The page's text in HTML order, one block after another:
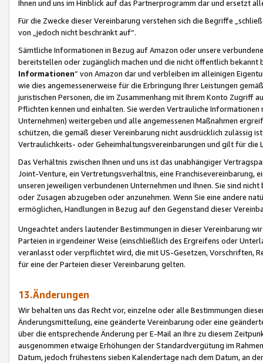
Ihnen und uns im Hinblick auf das Partnerprogramm dar und ersetzt
Für die Zwecke dieser Vereinbarung verstehen sich die Begriffe
von „jedoch nicht beschränkt auf“.
Sämtliche Informationen in Bezug auf Amazon oder unsere
bereitstellen oder zugänglich machen und die nicht öffentlich
Informationen“ von Amazon dar und verbleiben im alleinigen
wie dies angemessenerweise für die Erbringung Ihrer Leistungen
juristischen Personen, die im Zusammenhang mit Ihrem Konto
Pflichten kennen und einhalten. Sie werden Vertrauliche
Unternehmen) weitergeben und alle angemessenen Maßnahmen
schützen, die gemäß dieser Vereinbarung nicht ausdrücklich zulässig
Vertraulichkeits- oder Geheimhaltungsvereinbarungen und gilt für die
Das Verhältnis zwischen Ihnen und uns ist das unabhängiger
Joint-Venture, ein Vertretungsverhältnis, eine Franchisevereinbarung,
unseren jeweiligen verbundenen Unternehmen und Ihnen. Sie sind
oder Zusagen abzugeben oder anzunehmen. Wenn Sie eine andere
ermöglichen, Handlungen in Bezug auf den Gegenstand dieser
Ungeachtet anders lautender Bestimmungen in dieser Vereinbarung
Parteien in irgendeiner Weise (einschließlich des Ergreifens oder
veranlasst oder verpflichtet wird, die mit US-Gesetzen, Vorschriften,
für eine der Parteien dieser Vereinbarung gelten.
13.Änderungen
Wir behalten uns das Recht vor, einzelne oder alle Bestimmungen
Änderungsmitteilung, eine geänderte Vereinbarung oder eine
über die entsprechende Änderung per E-Mail an Ihre zu diesem
ausgenommen etwaige Erhöhungen der Standardvergütung im
Datum, jedoch frühestens sieben Kalendertage nach dem Datum, an